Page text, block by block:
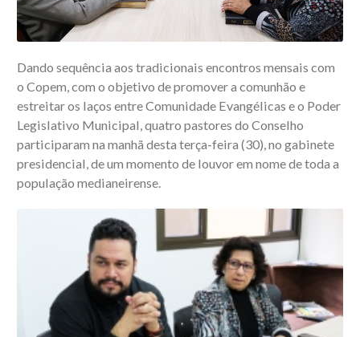
Dando sequência aos tradicionais encontros mensais com
o Copem, com o objetivo de promover a comunhão e
estreitar os laços entre Comunidade Evangélicas e o Poder
Legislativo Municipal, quatro pastores do Conselho
participaram na manhã desta terça-feira (30), no gabinete
presidencial, de um momento de louvor em nome de toda a
população medianeirense.